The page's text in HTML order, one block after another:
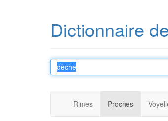
Dictionnaire
Rimes Proches